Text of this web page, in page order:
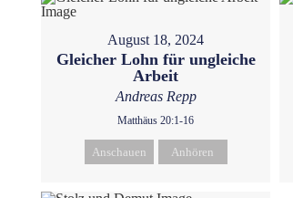
August 18, 2024
Gleicher Lohn für ungleiche
Arbeit
Andreas Repp
Matthäus 20:1-16
Anschauen Anhören